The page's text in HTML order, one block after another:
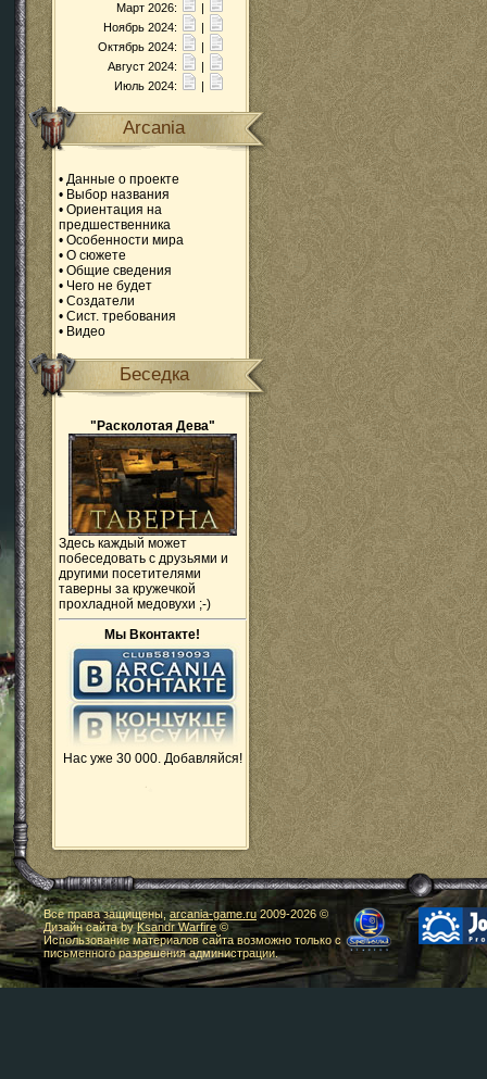
Март 2026:
|
Ноябрь 2024:
|
Октябрь 2024:
|
Август 2024:
|
Июль 2024:
|
Arcania
• Данные о проекте
• Выбор названия
• Ориентация на
предшественника
• Особенности мира
• О сюжете
• Общие сведения
• Чего не будет
• Создатели
• Сист. требования
• Видео
Беседка
"Расколотая Дева"
Здесь каждый может
побеседовать с друзьями и
другими посетителями
таверны за кружечкой
прохладной медовухи ;-)
Мы Вконтакте!
Нас уже 30 000. Добавляйся!
Все права защищены,arcania-game.ru2009-2026 ©
Дизайн сайта byKsandr Warfire©
Использование материалов сайта возможно только с
письменного разрешения администрации.